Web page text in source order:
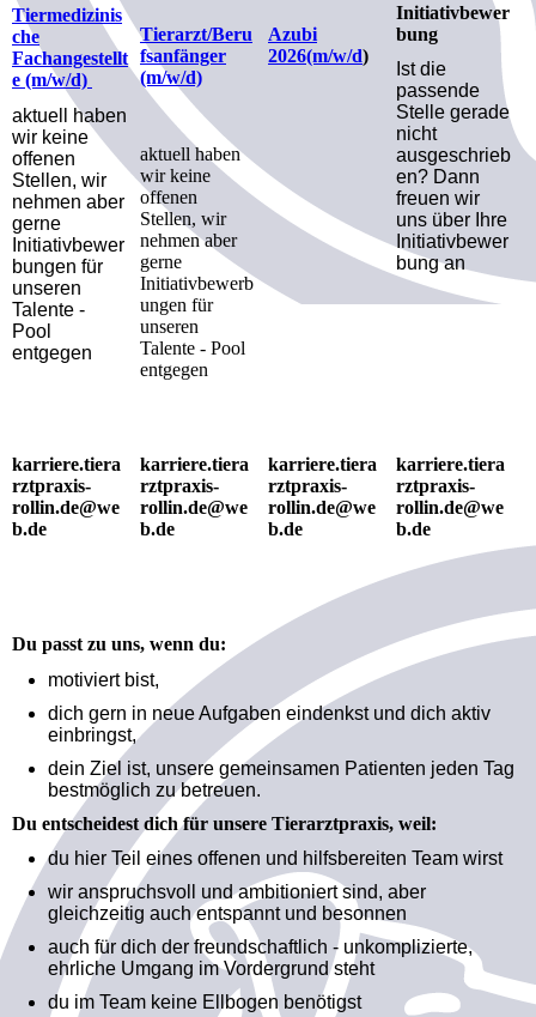
Tiermedizinis
che
Fachangestellt
e (m/w/d)
aktuell haben
wir keine
offenen
Stellen, wir
nehmen aber
gerne
Initiativbewer
bungen für
unseren
Talente -
Pool
entgegen
Tierarzt/Beru
fsanfänger
(m/w/d)
aktuell haben
wir keine
offenen
Stellen, wir
nehmen aber
gerne
Initiativbewerb
ungen für
unseren
Talente - Pool
entgegen
Azubi
2026(m/w/d)
Initiativbewer
bung
Ist die
passende
Stelle gerade
nicht
ausgeschrieb
en? Dann
freuen wir
uns über Ihre
Initiativbewer
bung an
karriere.tiera
rztpraxis-
rollin.de@we
b.de
karriere.tiera
rztpraxis-
rollin.de@we
b.de
karriere.tiera
rztpraxis-
rollin.de@we
b.de
karriere.tiera
rztpraxis-
rollin.de@we
b.de
Du passt zu uns, wenn du:
motiviert bist,
dich gern in neue Aufgaben eindenkst und dich aktiv
einbringst,
dein Ziel ist, unsere gemeinsamen Patienten jeden Tag
bestmöglich zu betreuen.
Du entscheidest dich für unsere Tierarztpraxis, weil:
du hier Teil eines offenen und hilfsbereiten Team wirst
wir anspruchsvoll und ambitioniert sind, aber
gleichzeitig auch entspannt und besonnen
auch für dich der freundschaftlich - unkomplizierte,
ehrliche Umgang im Vordergrund steht
du im Team keine Ellbogen benötigst